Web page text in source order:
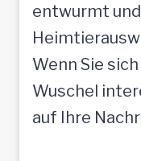
entwurmt
Wenn Sie
Wuschel
auf Ihre